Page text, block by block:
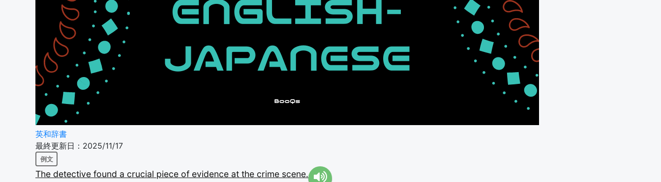
英和辞書
最終更新日：2025/11/17
例文
The detective found a crucial piece of evidence at the crime scene.